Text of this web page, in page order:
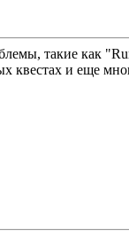
такие как
квестах и еще